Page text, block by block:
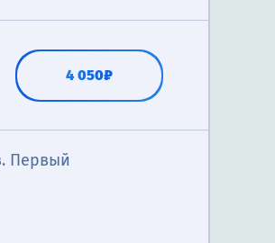
4 050₽
Первый